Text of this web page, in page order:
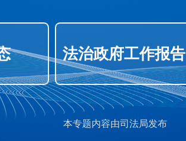
法治政府工作报告
本专题内容由司法局发布